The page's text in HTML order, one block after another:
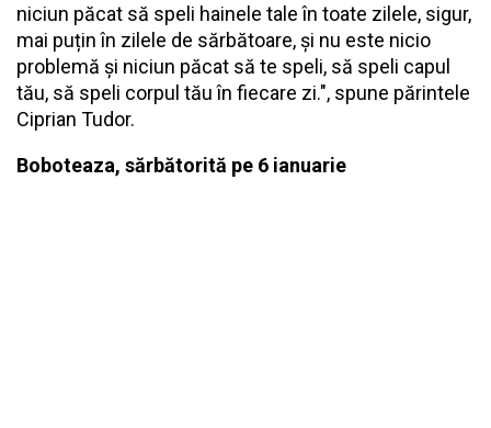
niciun păcat să speli hainele tale în toate zilele, sigur,
mai puțin în zilele de sărbătoare, și nu este nicio
problemă și niciun păcat să te speli, să speli capul
tău, să speli corpul tău în fiecare zi.", spune părintele
Ciprian Tudor.
Boboteaza, sărbătorită pe 6 ianuarie